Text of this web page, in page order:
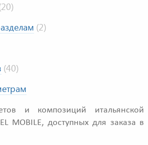
(2)
(40)
и композиций итальянской
MOBILE, доступных для заказа в